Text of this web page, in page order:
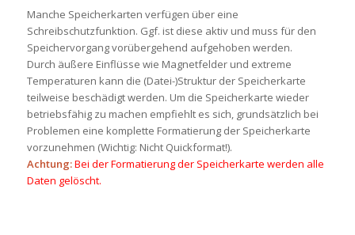
Manche Speicherkarten verfügen über eine
Schreibschutzfunktion. Ggf. ist diese aktiv und muss für den
Speichervorgang vorübergehend aufgehoben werden.
Durch äußere Einflüsse wie Magnetfelder und extreme
Temperaturen kann die (Datei-)Struktur der Speicherkarte
teilweise beschädigt werden. Um die Speicherkarte wieder
betriebsfähig zu machen empfiehlt es sich, grundsätzlich bei
Problemen eine komplette Formatierung der Speicherkarte
vorzunehmen (Wichtig: Nicht Quickformat!).
Achtung:Bei der Formatierung der Speicherkarte werden alle
Daten gelöscht.